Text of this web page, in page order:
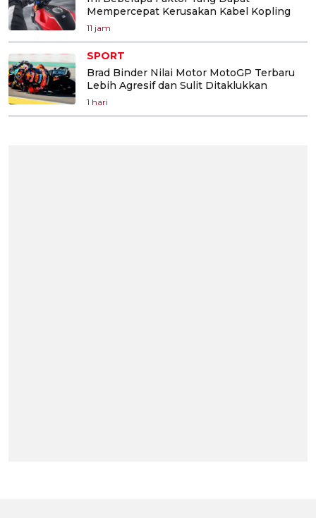
Mempercepat Kerusakan Kabel Kopling
11 jam
SPORT
Brad Binder Nilai Motor MotoGP Terbaru
Lebih Agresif dan Sulit Ditaklukkan
1 hari